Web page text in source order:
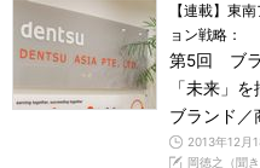
【連載】東
ョン戦略：
第5回 ブラ
「未来」
ブランド／
2013年12月
岡徳之（聞